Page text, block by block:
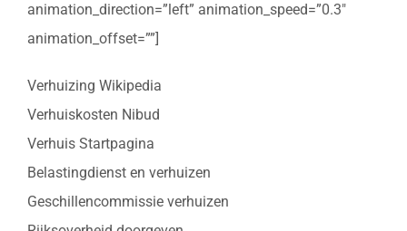
animation_direction=”left” animation_speed=”0.3″
animation_offset=””]
Verhuizing Wikipedia
Verhuiskosten Nibud
Verhuis Startpagina
Belastingdienst en verhuizen
Geschillencommissie verhuizen